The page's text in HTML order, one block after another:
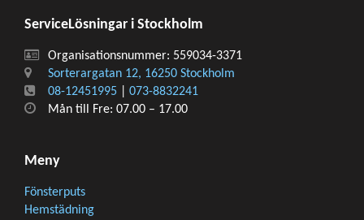
ServiceLösningar i Stockholm
Organisationsnummer: 559034-3371
Sorterargatan 12, 16250 Stockholm
08-12451995
073-8832241
Mån till Fre: 07.00 – 17.00
Meny
Fönsterputs
Hemstädning